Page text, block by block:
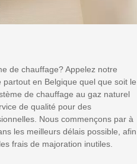
de chauffage? Appelez notre
partout en Belgique quel que soit le
de chauffage au gaz naturel
de qualité pour des
Nous commençons par à
les meilleurs délais possible, afin
frais de majoration inutiles.